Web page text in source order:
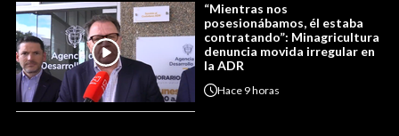
“Mientras nos
posesionábamos, él estaba
contratando”: Minagricultura
denuncia movida irregular en
la ADR
Hace 9 horas